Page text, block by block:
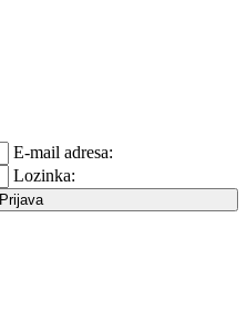
E-mail adresa:
Lozinka:
Prijava